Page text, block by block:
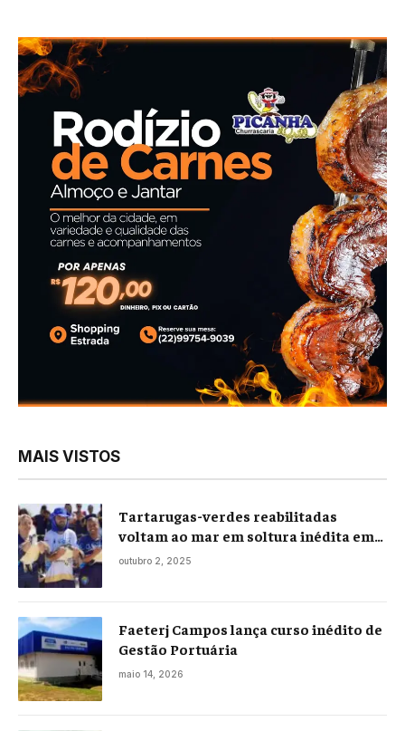
MAIS VISTOS
Tartarugas-verdes reabilitadas
voltam ao mar em soltura inédita em
Praia Seca
outubro 2, 2025
Faeterj Campos lança curso inédito de
Gestão Portuária
maio 14, 2026